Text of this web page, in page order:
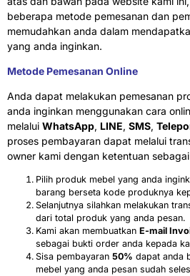
beberapa metode pemesanan dan
memudahkan anda dalam
yang anda inginkan.
Metode Pemesanan Online
Anda dapat melakukan pemesanan
anda inginkan menggunakan cara
melalui WhatsApp, LINE, SMS,
proses pembayaran dapat melalui
owner kami dengan ketentuan
Pilih produk mebel yang anda
barang berseta kode produknya
Selanjutnya silahkan melakukan
dari total produk yang anda pesan.
Kami akan membuatkan E-mail
sebagai bukti order anda kepada
Sisa pembayaran 50% dapat anda
mebel yang anda pesan sudah